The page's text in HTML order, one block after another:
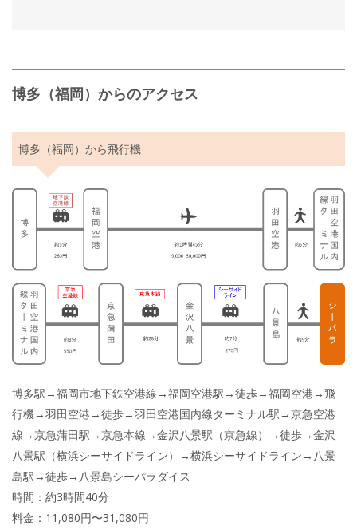
博多（福岡）からのアクセス
博多（福岡）から飛行機
博多駅→福岡市地下鉄空港線→福岡空港駅→徒歩→福岡空港→飛
行機→羽田空港→徒歩→羽田空港国内線ターミナル駅→京急空港
線→京急蒲田駅→京急本線→金沢八景駅（京急線）→徒歩→金沢
八景駅（横浜シーサイドライン）→横浜シーサイドライン→八景
島駅→徒歩→八景島シーパラダイス
時間：約3時間40分
料金：11,080円〜31,080円